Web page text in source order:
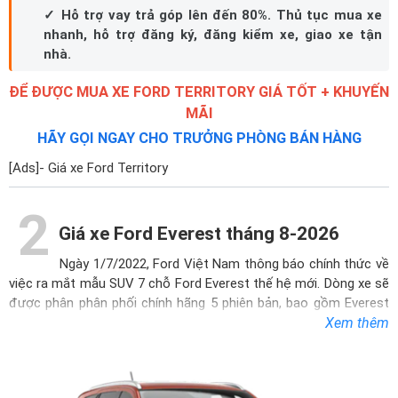
✓ Hỗ trợ vay trả góp lên đến 80%. Thủ tục mua xe
nhanh, hỗ trợ đăng ký, đăng kiểm xe, giao xe tận
nhà.
ĐỂ ĐƯỢC MUA XE FORD TERRITORY GIÁ TỐT + KHUYẾN
MÃI
HÃY GỌI NGAY CHO TRƯỞNG PHÒNG BÁN HÀNG
[Ads]- Giá xe Ford Territory
2 Giá xe Ford Everest tháng 8-2026
Ngày 1/7/2022, Ford Việt Nam thông báo chính thức về
việc ra mắt mẫu SUV 7 chỗ Ford Everest thế hệ mới. Dòng xe sẽ
được phân phân phối chính hãng 5 phiên bản, bao gồm Everest
Ambiente 2.0L AT 4x2, Everest Sport 2.0L AT 4x2, Everest
Thái Lan chỉ mới được ra mắt vào ngày 11/4/2024 là phiên bản
Xem thêm